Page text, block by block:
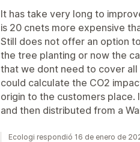
It has take very long to
is 20 cnets more expensive
Still does not offer an option
the tree planting or now the
that we dont need to cover
could calculate the CO2
origin to the customers
and then distributed from a
Ecologi respondió 16 de enero de